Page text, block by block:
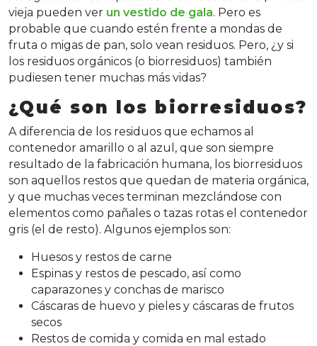
vieja pueden ver un vestido de gala. Pero es
probable que cuando estén frente a mondas de
fruta o migas de pan, solo vean residuos. Pero, ¿y si
los residuos orgánicos (o biorresiduos) también
pudiesen tener muchas más vidas?
¿Qué son los biorresiduos?
A diferencia de los residuos que echamos al
contenedor amarillo o al azul, que son siempre
resultado de la fabricación humana, los biorresiduos
son aquellos restos que quedan de materia orgánica,
y que muchas veces terminan mezclándose con
elementos como pañales o tazas rotas el contenedor
gris (el de resto). Algunos ejemplos son:
Huesos y restos de carne
Espinas y restos de pescado, así como
caparazones y conchas de marisco
Cáscaras de huevo y pieles y cáscaras de frutos
secos
Restos de comida y comida en mal estado